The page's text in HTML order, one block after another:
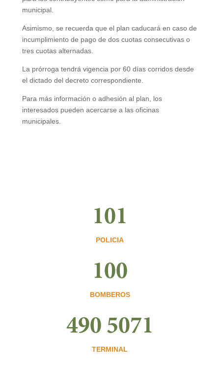
municipal.
Asimismo, se recuerda que el plan caducará en caso de
incumplimiento de pago de dos cuotas consecutivas o
tres cuotas alternadas.
La prórroga tendrá vigencia por 60 días corridos desde
el dictado del decreto correspondiente.
Para más información o adhesión al plan, los
interesados pueden acercarse a las oficinas
municipales.
101
POLICIA
100
BOMBEROS
490 5071
TERMINAL